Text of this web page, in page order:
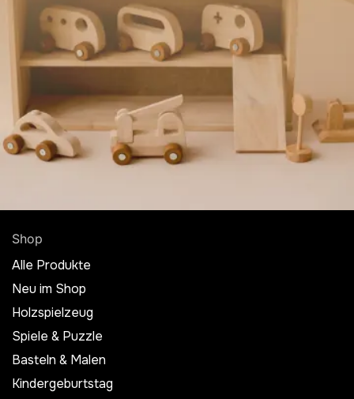
Shop
Alle Produkte
Neu im Shop
Holzspielzeug
Spiele & Puzzle
Basteln & Malen
Kindergeburtstag